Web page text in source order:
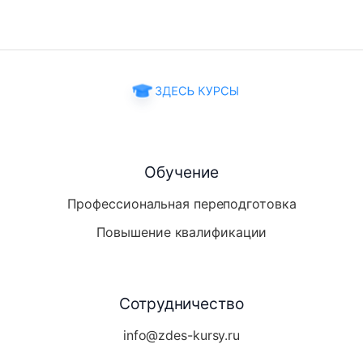
Обучение
Профессиональная переподготовка
Повышение квалификации
Сотрудничество
info@zdes-kursy.ru